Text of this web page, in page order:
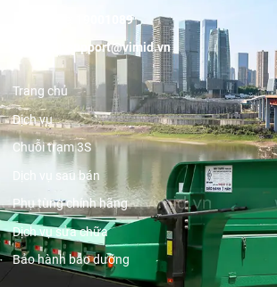
19001089
support@vimid.vn
Trang chủ
Dịch vụ
Chuỗi trạm 3S
Dịch vụ sau bán
Phụ tùng chính hãng
Dịch vụ sửa chữa
Bảo hành bảo dưỡng